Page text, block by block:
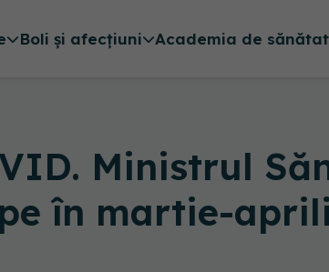
Boli și afecțiuni Academia de
Ministrul
în martie-